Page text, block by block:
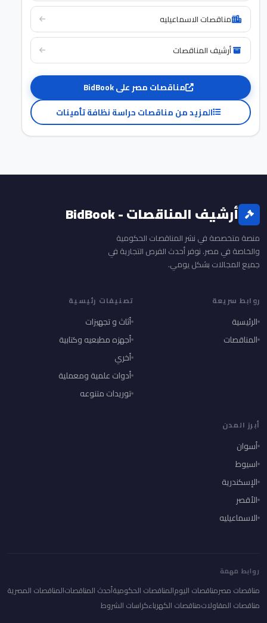
مناقصات الاسماعيليه
أرشيف المناقصات
مناقصات مصر على BidBook
المزيد من مناقصات حراسة نظافة تأمينات
أرشيف المناقصات - BidBook
منصة متخصصة في نشر المناقصات الحكومية
والخاصة في مصر. نوفر أحدث الفرص التجارية في
جميع المجالات بشكل يومي.
روابط سريعة
الرئيسية
المناقصات
تصنيفات رئيسية
أثاث و تجهيزات
أجهزه مطبعيه وكتابية
أخري
أدوات علمية ومعملية
توريدات متنوعه
أبرز المدن
أسوان
اسيوط
الإسكندرية
الأقصر
الاسماعيليه
روابط مهمة
مناقصات مصرمناقصات اليومالمناقصات الحكوميةأحدث المناقصاتالمناقصات المصرية
مناقصات المقاولاتمناقصات الكهرباءكراسات الشروط